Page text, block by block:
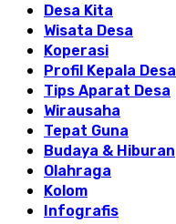
Desa Kita
Wisata Desa
Koperasi
Profil Kepala Desa
Tips Aparat Desa
Wirausaha
Tepat Guna
Budaya & Hiburan
Olahraga
Kolom
Infografis